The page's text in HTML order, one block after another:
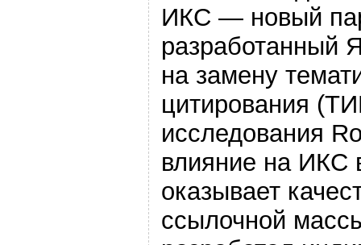
ИКС — новый
разработанный
на замену
цитирования
исследования
влияние на ИКС
оказывает
ссылочной